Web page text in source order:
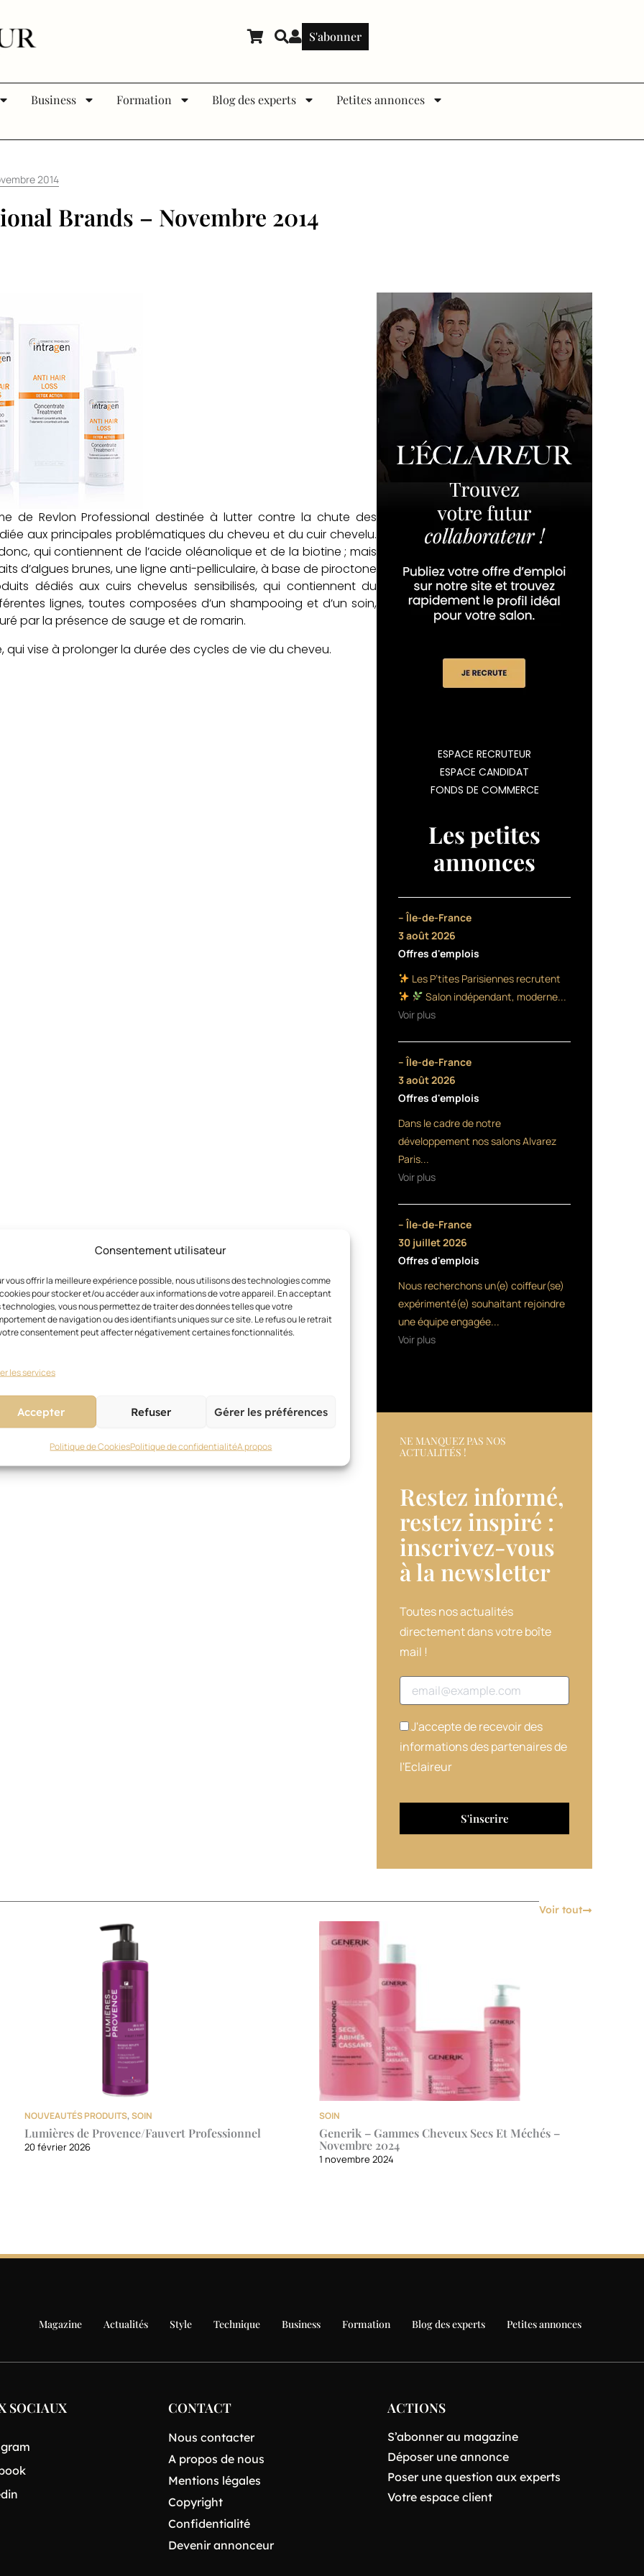
Consentement utilisateur
vous offrir la meilleure expérience possible, nous utilisons des technologies comme
pour stocker et/ou accéder aux informations de votre appareil. En acceptant
technologies, vous nous permettez de traiter des données telles que votre
de navigation ou des identifiants uniques sur ce site. Le refus ou le retrait
consentement peut affecter négativement certaines fonctionnalités.
les services
Accepter Refuser Gérer les préférences
Politique de CookiesPolitique de confidentialitéA propos
S'abonner
Business Formation Blog des experts Petites annonces
2014
Brands – Novembre 2014
de Revlon Professional destinée à lutter contre la chute des
aux principales problématiques du cheveu et du cuir chevelu.
qui contiennent de l’acide oléanolique et de la biotine ; mais
d’algues brunes, une ligne anti-pelliculaire, à base de piroctone
dédiés aux cuirs chevelus sensibilisés, qui contiennent du
lignes, toutes composées d’un shampooing et d’un soin,
par la présence de sauge et de romarin.
vise à prolonger la durée des cycles de vie du cheveu.
ESPACE RECRUTEUR
ESPACE CANDIDAT
FONDS DE COMMERCE
Les petites
annonces
– Île-de-France
3 août 2026
Offres d'emplois
Les P’tites Parisiennes recrutent
Salon indépendant, moderne...
Voir plus
– Île-de-France
3 août 2026
Offres d'emplois
Dans le cadre de notre
développement nos salons Alvarez
Paris...
Voir plus
– Île-de-France
30 juillet 2026
Offres d'emplois
Nous recherchons un(e) coiffeur(se)
expérimenté(e) souhaitant rejoindre
une équipe engagée...
Voir plus
NE MANQUEZ PAS NOS
ACTUALITÉS !
Restez informé,
restez inspiré :
inscrivez-vous
à la newsletter​
Toutes nos actualités
directement dans votre boîte
mail !
Adresse email
J'accepte de recevoir des
informations des partenaires de
l'Eclaireur
Voir tout
NOUVEAUTÉS PRODUITS,SOIN
Lumières de Provence/Fauvert Professionnel
20 février 2026
SOIN
Generik – Gammes Cheveux Secs Et Méchés –
Novembre 2024
1 novembre 2024
Magazine Actualités Style Technique Business Formation Blog des experts Petites annonces
SOCIAUX CONTACT
Nous contacter
A propos de nous
Mentions légales
Copyright
Confidentialité
Devenir annonceur
ACTIONS
S’abonner au magazine
Déposer une annonce
Poser une question aux experts
Votre espace client